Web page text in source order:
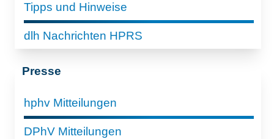
Tipps und Hinweise
dlh Nachrichten HPRS
Presse
hphv Mitteilungen
DPhV Mitteilungen